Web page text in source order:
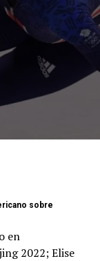
sobre
en
2022; Elise